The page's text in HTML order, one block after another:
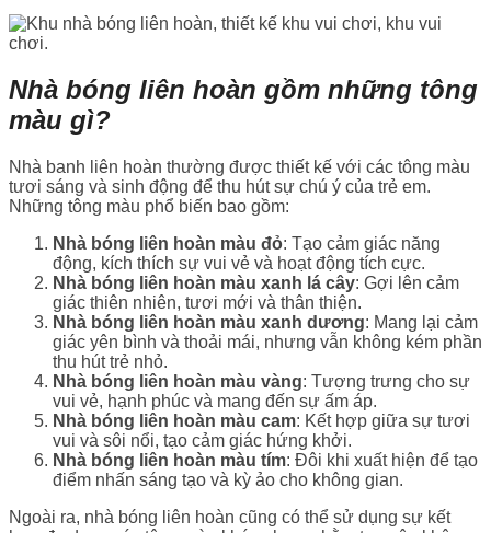
Nhà bóng liên hoàn gồm những tông
màu gì?
Nhà banh liên hoàn thường được thiết kế với các tông màu
tươi sáng và sinh động để thu hút sự chú ý của trẻ em.
Những tông màu phổ biến bao gồm:
Nhà bóng liên hoàn màu đỏ: Tạo cảm giác năng
động, kích thích sự vui vẻ và hoạt động tích cực.
Nhà bóng liên hoàn màu xanh lá cây: Gợi lên cảm
giác thiên nhiên, tươi mới và thân thiện.
Nhà bóng liên hoàn màu xanh dương: Mang lại cảm
giác yên bình và thoải mái, nhưng vẫn không kém phần
thu hút trẻ nhỏ.
Nhà bóng liên hoàn màu vàng: Tượng trưng cho sự
vui vẻ, hạnh phúc và mang đến sự ấm áp.
Nhà bóng liên hoàn màu cam: Kết hợp giữa sự tươi
vui và sôi nổi, tạo cảm giác hứng khởi.
Nhà bóng liên hoàn màu tím: Đôi khi xuất hiện để tạo
điểm nhấn sáng tạo và kỳ ảo cho không gian.
Ngoài ra, nhà bóng liên hoàn cũng có thể sử dụng sự kết